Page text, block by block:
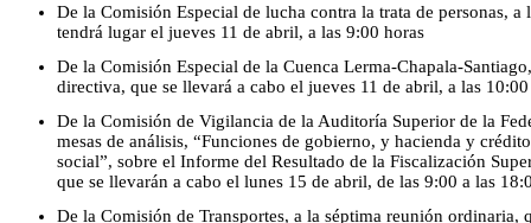
De la Comisión Especial de lucha contra la trata de personas,
tendrá lugar el jueves 11 de abril, a las 9:00 horas
De la Comisión Especial de la Cuenca Lerma-Chapala-
directiva, que se llevará a cabo el jueves 11 de abril, a las
De la Comisión de Vigilancia de la Auditoría Superior de la
mesas de análisis, “Funciones de gobierno, y hacienda y
social”, sobre el Informe del Resultado de la Fiscalización
que se llevarán a cabo el lunes 15 de abril, de las 9:00 a las
De la Comisión de Transportes, a la séptima reunión ordinaria,